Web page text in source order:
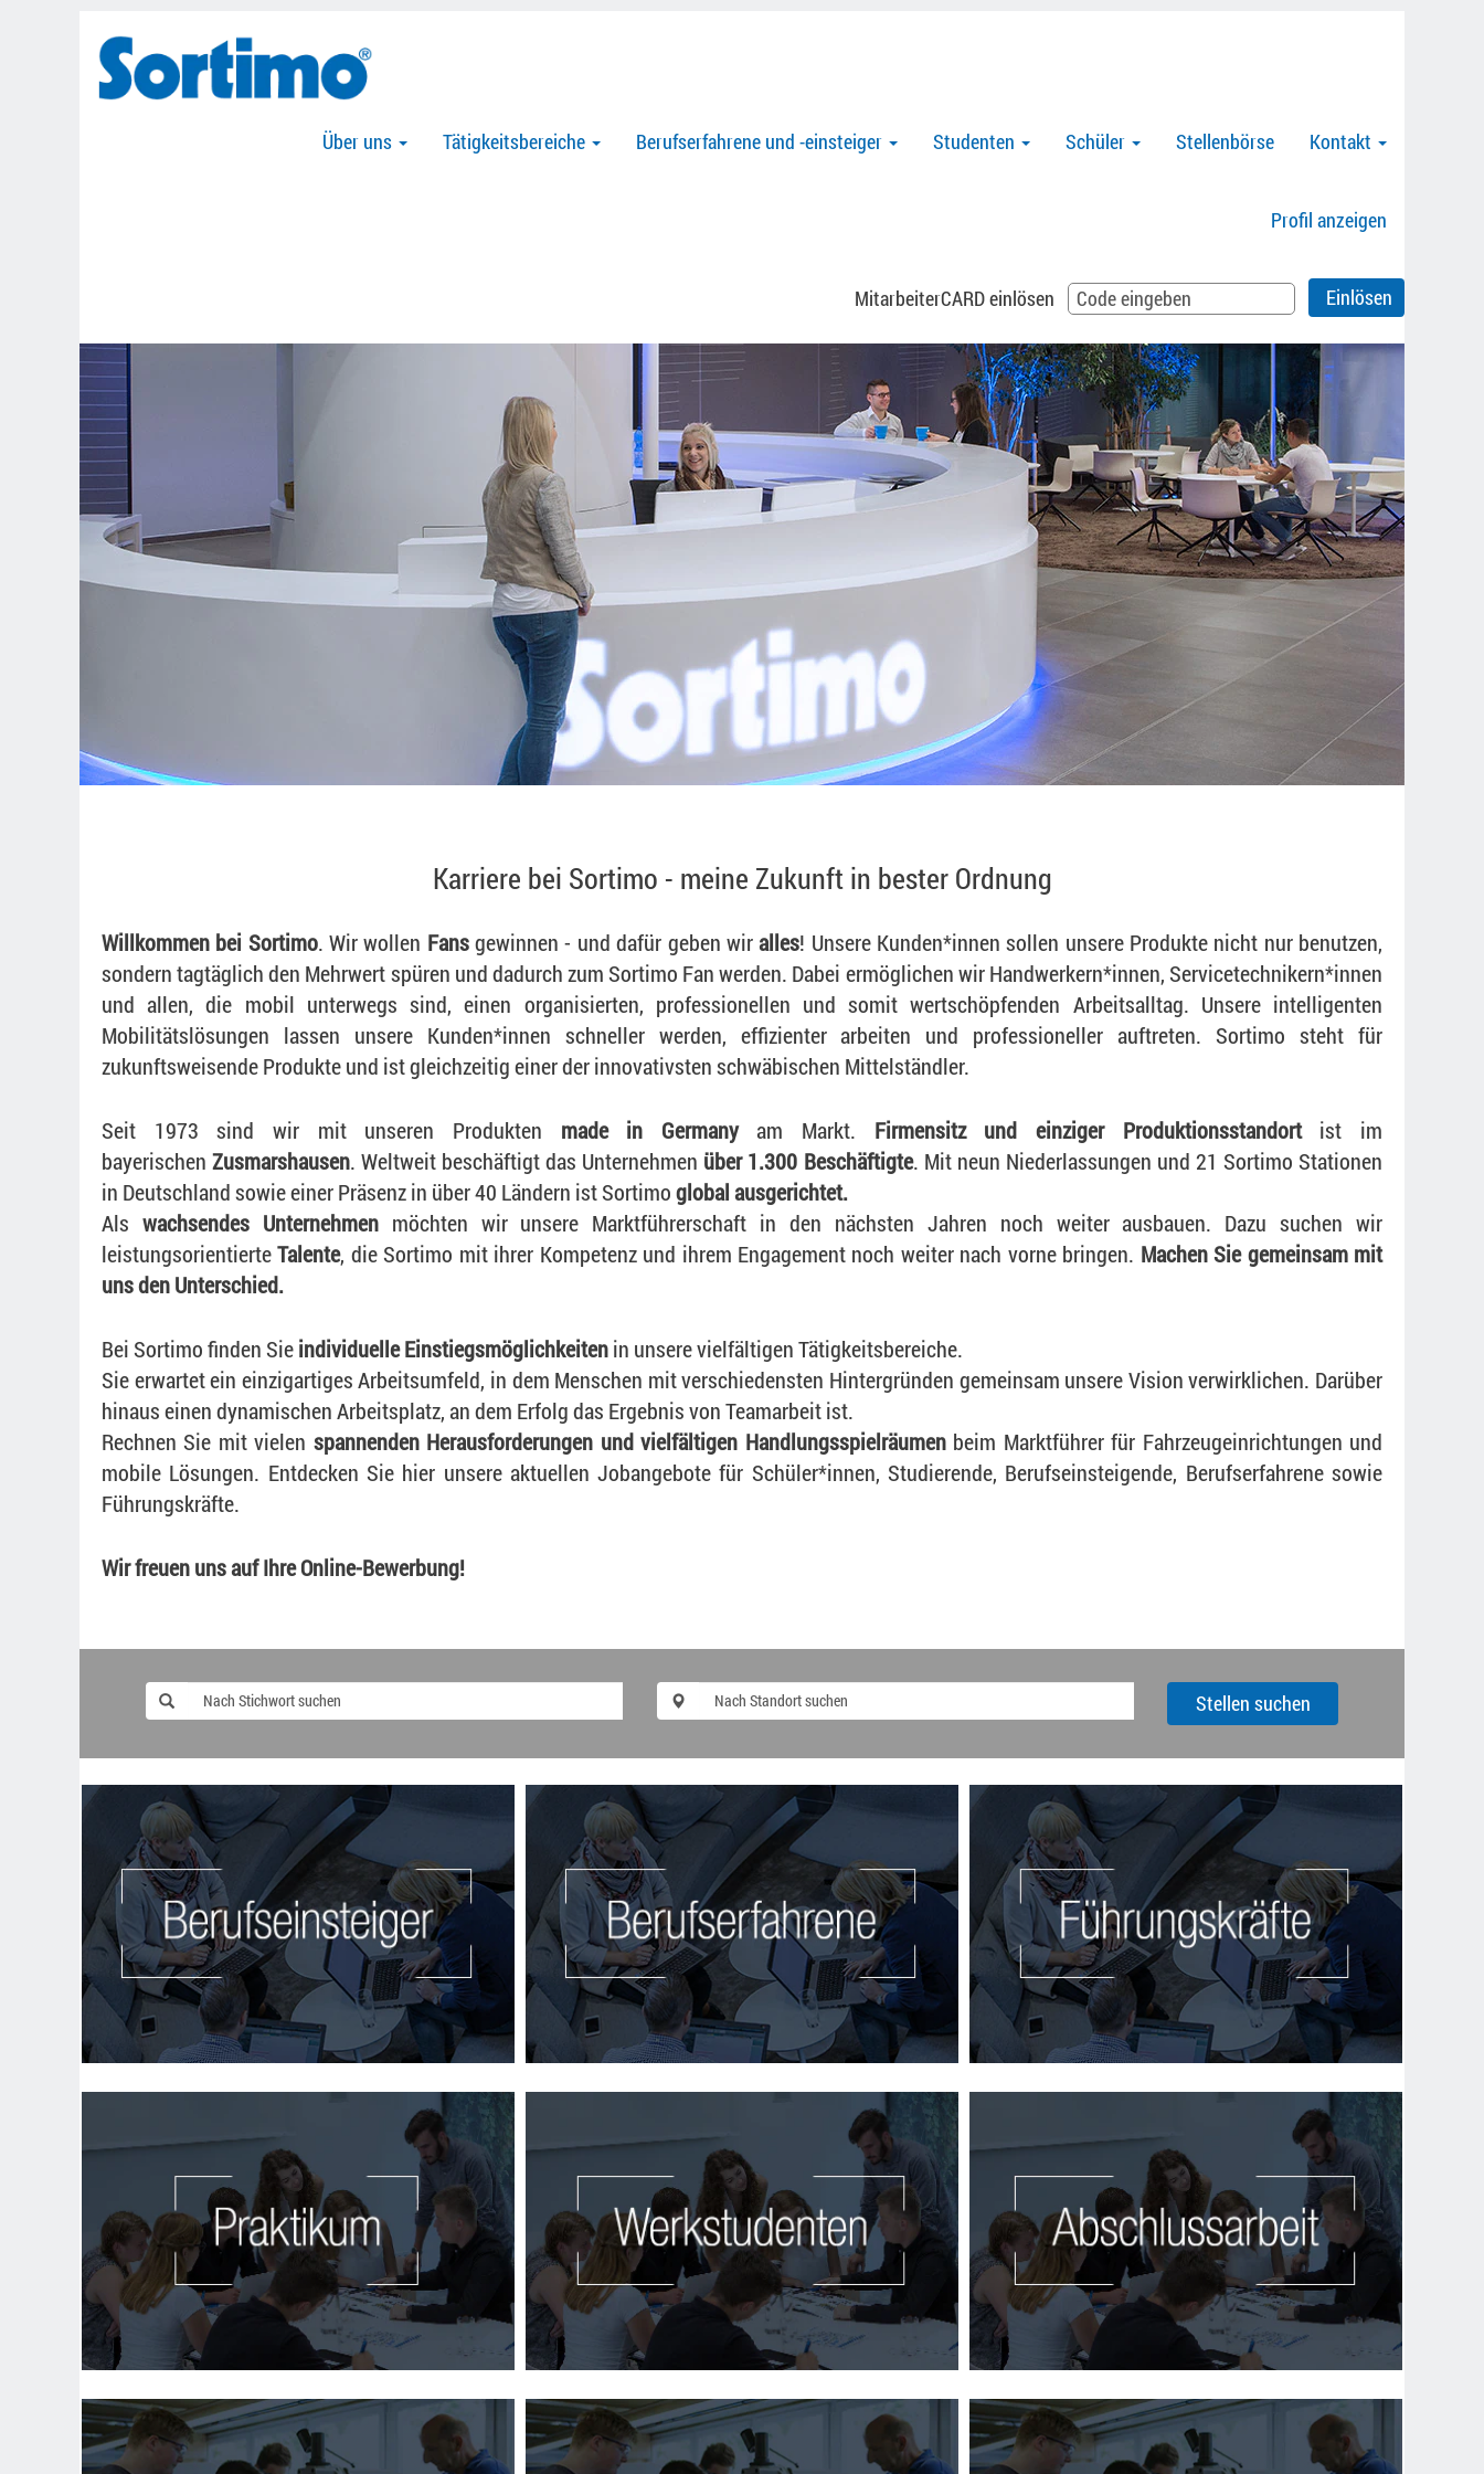
Über uns Tätigkeitsbereiche Berufserfahrene und -einsteiger Studenten Schüler Stellenbörse Kontakt
Profil anzeigen
MitarbeiterCARD einlösen
Karriere bei Sortimo - meine Zukunft in bester Ordnung
Willkommen bei Sortimo. Wir wollen Fansgewinnen - und dafür geben wiralles! Unsere Kunden*innen sollen unsere Produkte nicht nur benutzen,
sondern tagtäglich den Mehrwert spüren und dadurch zum Sortimo Fan werden. Dabei ermöglichen wir Handwerkern*innen, Servicetechnikern*innen
und allen, die mobil unterwegs sind, einen organisierten, professionellen und somit wertschöpfenden Arbeitsalltag. Unsere intelligenten
Mobilitätslösungen lassen unsere Kunden*innen schneller werden, effizienter arbeiten und professioneller auftreten. Sortimo steht für
zukunftsweisende Produkte und ist gleichzeitig einer der innovativsten schwäbischen Mittelständler.
Seit 1973 sind wir mit unseren Produkten made in Germanyam Markt. Firmensitz und einziger Produktionsstandortist im
bayerischenZusmarshausen. Weltweit beschäftigt das Unternehmen über 1.300 Beschäftigte. Mit neun Niederlassungen und 21 Sortimo Stationen
in Deutschland sowie einer Präsenz in über 40 Ländern ist Sortimoglobal ausgerichtet.
Als wachsendes Unternehmenmöchten wir unsere Marktführerschaft in den nächsten Jahren noch weiter ausbauen. Dazu suchen wir
leistungsorientierteTalente, die Sortimo mit ihrer Kompetenz und ihrem Engagement noch weiter nach vorne bringen. Machen Sie gemeinsam mit
uns den Unterschied.
Bei Sortimo finden Sieindividuelle Einstiegsmöglichkeitenin unsere vielfältigen Tätigkeitsbereiche.
Sie erwartet ein einzigartiges Arbeitsumfeld, in dem Menschen mit verschiedensten Hintergründen gemeinsam unsere Vision verwirklichen. Darüber
hinaus einen dynamischen Arbeitsplatz, an dem Erfolg das Ergebnis von Teamarbeit ist.
Rechnen Sie mit vielen spannenden Herausforderungen und vielfältigen Handlungsspielräumenbeim Marktführer für Fahrzeugeinrichtungen und
mobile Lösungen. Entdecken Sie hier unsere aktuellen Jobangebote für Schüler*innen, Studierende, Berufseinsteigende, Berufserfahrene sowie
Führungskräfte.
Wir freuen uns auf Ihre Online-Bewerbung!
Stellen suchen